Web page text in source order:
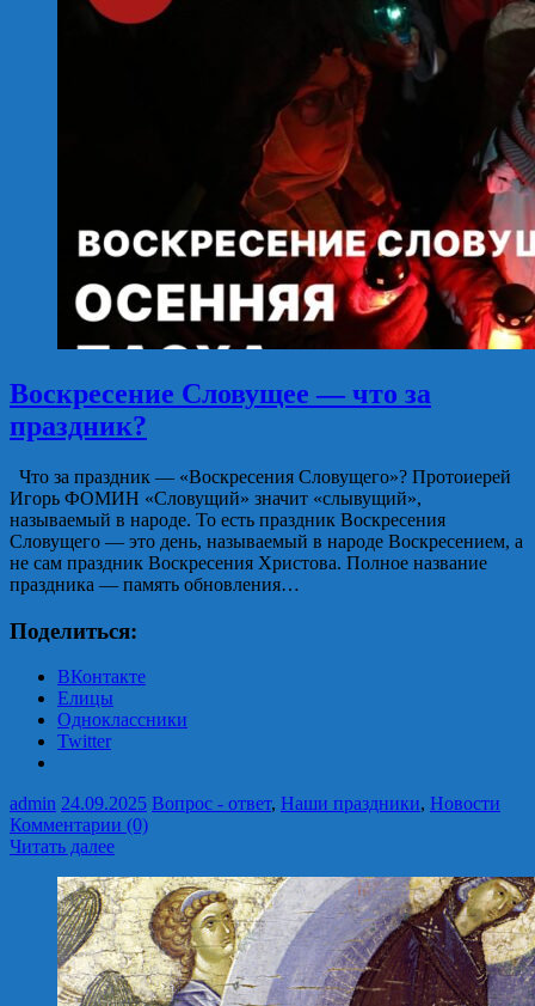
Воскресение Словущее — что за
праздник?
Что за праздник — «Воскресения Словущего»? Протоиерей
Игорь ФОМИН «Словущий» значит «слывущий»,
называемый в народе. То есть праздник Воскресения
Словущего — это день, называемый в народе Воскресением, а
не сам праздник Воскресения Христова. Полное название
праздника — память обновления…
Поделиться:
ВКонтакте
Елицы
Одноклассники
Twitter
admin 24.09.2025 Вопрос - ответ, Наши праздники, Новости
Комментарии (0)
Читать далее